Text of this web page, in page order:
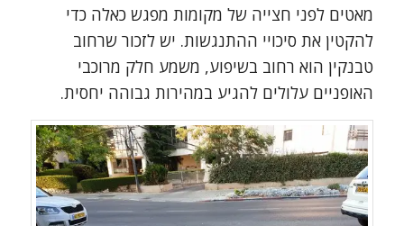
מאטים לפני חצייה של מקומות מפגש כאלה כדי
להקטין את סיכויי ההתנגשות. יש לזכור שרחוב
טבנקין הוא רחוב בשיפוע, משמע חלק מרוכבי
האופניים עלולים להגיע במהירות גבוהה יחסית.